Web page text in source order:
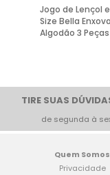
Jogo de Lençol
Size Bella
Algodão 3
TIRE SUAS
de segunda à
Quem Somos
Privacidade